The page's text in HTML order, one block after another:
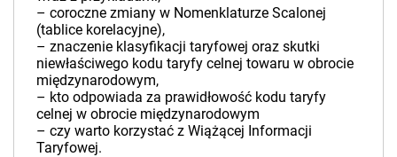
– coroczne zmiany w Nomenklaturze Scalonej
(tablice korelacyjne),
– znaczenie klasyfikacji taryfowej oraz skutki
niewłaściwego kodu taryfy celnej towaru w obrocie
międzynarodowym,
– kto odpowiada za prawidłowość kodu taryfy
celnej w obrocie międzynarodowym
– czy warto korzystać z Wiążącej Informacji
Taryfowej.